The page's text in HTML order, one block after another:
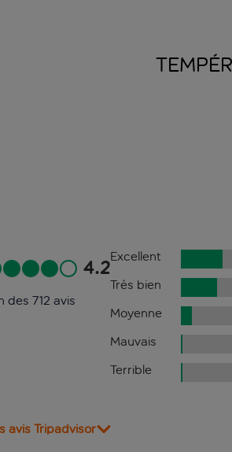
4.2
des 712 avis
Excellent
Très bien
Moyenne
Mauvais
Terrible
avis Tripadvisor